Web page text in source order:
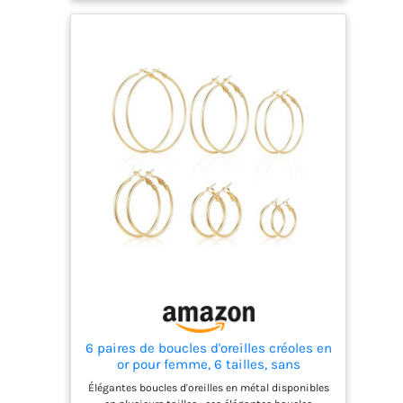
faciles à mettre et à enlever. Leur taille moyenne
et leur légèreté vous assurent un port confortable.
CONVIENT POUR TOUTES LES OCCASIONS : Les
boucles d'oreilles pour femmes sont de
conception classique et élégante,
magnifiquement travaillées et adaptées à toutes
les occasions. Que ce soit dans la vie de tous les
jours, au travail, en voyage ou en voyage
d'affaires, elles sont la touche finale de votre look.
MEILLEUR CHOIX DE CADEAU : Ces boucles
d'oreilles uniques sont livrées dans une belle
6 paires de boucles d'oreilles créoles en
or pour femme, 6 tailles, sans
ternissure, fines, imperméables,
boucles d'oreilles créoles en or, légères,
Élégantes boucles d'oreilles en métal disponibles